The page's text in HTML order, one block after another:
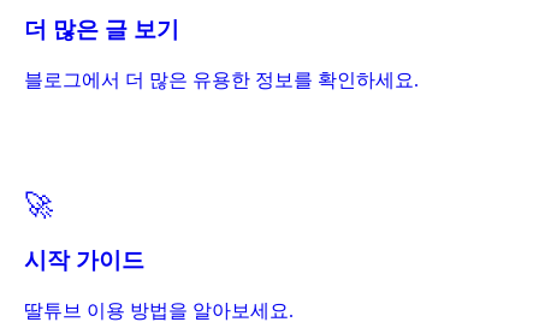
더 많은 글 보기
블로그에서 더 많은 유용한 정보를 확인하세요.
🚀
시작 가이드
딸튜브 이용 방법을 알아보세요.